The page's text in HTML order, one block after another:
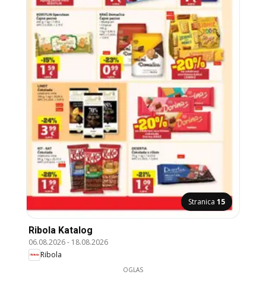
Stranica 15
Ribola Katalog
06.08.2026- 18.08.2026
Ribola
OGLAS